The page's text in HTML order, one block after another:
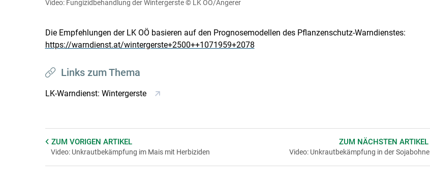
Video: Fungizidbehandlung der Wintergerste © LK OÖ/Angerer
Die Empfehlungen der LK OÖ basieren auf den Prognosemodellen des Pflanzenschutz-Warndienstes:
https://warndienst.at/wintergerste+2500++1071959+2078
Links zum Thema
LK-Warndienst: Wintergerste
ZUM VORIGEN ARTIKEL
Video: Unkrautbekämpfung im Mais mit Herbiziden
ZUM NÄCHSTENARTIKEL
Video: Unkrautbekämpfung in der Sojabohne